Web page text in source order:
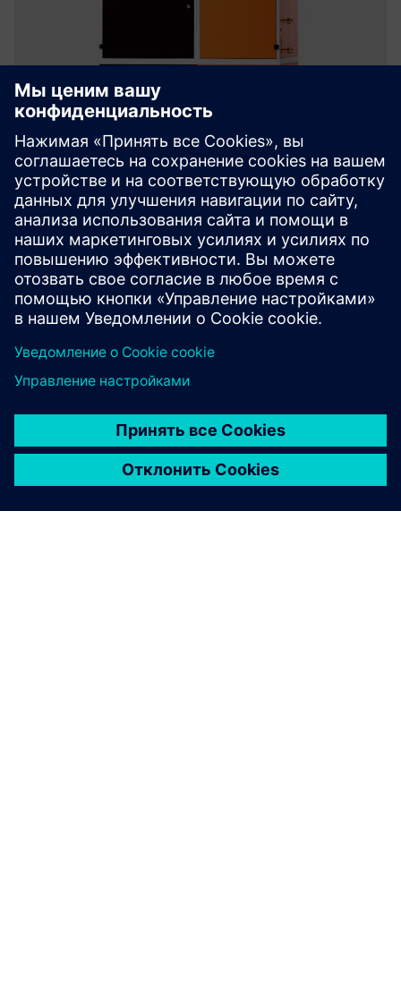
EcoHash - Thinking ahead in
energy utilisation
EcoHash — это модульная система управления
энергопотреблением, которая превращает избыточное
электричество из возобновляемых источников в
ценные вычислительные ресурсы и полезное тепло.
Повысьте рентабельность инвестиций на кВтч, ...
Узнайте больше